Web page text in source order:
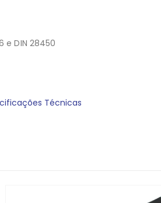
e DIN 28450
Técnicas